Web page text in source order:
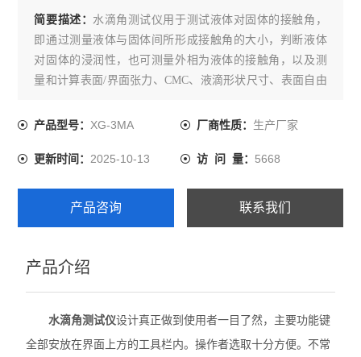
简要描述： 水滴角测试仪用于测试液体对固体的接触角，
即通过测量液体与固体间所形成接触角的大小，判断液体
对固体的浸润性，也可测量外相为液体的接触角，以及测
量和计算表面/界面张力、CMC、液滴形状尺寸、表面自由
油墨、涂料、农药等领域的测试与研究。
产品型号：XG-3MA 厂商性质： 生产厂家
更新时间：2025-10-13 访 问 量： 5668
产品咨询 联系我们
产品介绍
水滴角测试仪设计真正做到使用者一目了然，主要功能键
全部安放在界面上方的工具栏内。操作者选取十分方便。不常